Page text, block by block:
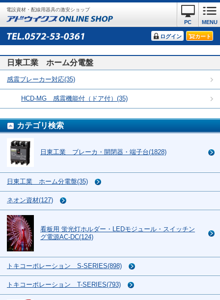
電設資材・配線用器具の激安ショップ
MENU
PC
ログイン カート
日東工業 ホーム分電盤
感震ブレーカー対応(35)
HCD-MG 感震機能付（ドア付）(35)
カテゴリ検索
日東工業 ブレーカ・開閉器・端子台(1828)
日東工業 ホーム分電盤(35)
ネオン資材(127)
看板用 蛍光灯ホルダー・LEDモジュール・スイッチン
グ電源AC-DC(124)
トキコーポレーション S-SERIES(898)
トキコーポレーション T-SERIES(793)